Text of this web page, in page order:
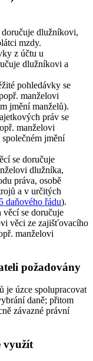
dlužníkovi,
mzdy.
z účtu u
dlužníkovi a
pohledávky se
manželovi
jmění manželů).
práv se
manželovi
jmění
se doručuje
dlužníka,
práva, osobě
a v určitých
daňového řádu).
se doručuje
věci ze zajišťovacího
manželovi
požadovány
je úzce spolupracovat
daně; přitom
závazné právní
využít